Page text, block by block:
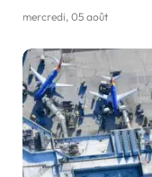
mercredi, 05 août